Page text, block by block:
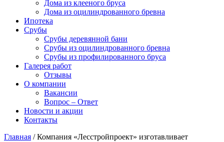
Дома из клееного бруса
Дома из оцилиндрованного бревна
Ипотека
Срубы
Срубы деревянной бани
Срубы из оцилиндрованного бревна
Срубы из профилированного бруса
Галерея работ
Отзывы
О компании
Вакансии
Вопрос – Ответ
Новости и акции
Контакты
Главная / Компания «Лесстройпроект» изготавливает